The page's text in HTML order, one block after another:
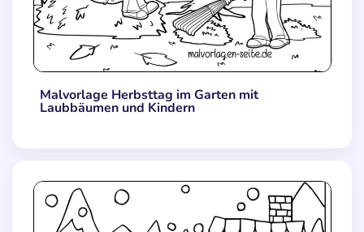
Malvorlage Herbsttag im Garten mit
Laubbäumen und Kindern